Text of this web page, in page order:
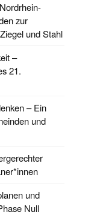
zur
und Stahl
–
21.
– Ein
und
und
Null